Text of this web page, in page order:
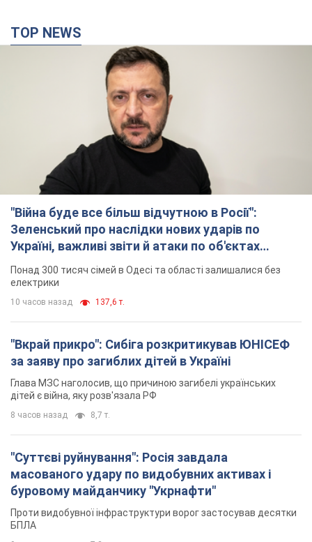
TOP NEWS
"Війна буде все більш відчутною в Росії":
Зеленський про наслідки нових ударів по
Україні, важливі звіти й атаки по об'єктах
ворога. Відео
Понад 300 тисяч сімей в Одесі та області залишалися без
електрики
10 часов назад 137,6 т.
"Вкрай прикро": Сибіга розкритикував ЮНІСЕФ
за заяву про загиблих дітей в Україні
Глава МЗС наголосив, що причиною загибелі українських
дітей є війна, яку розв'язала РФ
8 часов назад 8,7 т.
"Суттєві руйнування": Росія завдала
масованого удару по видобувних активах і
буровому майданчику "Укрнафти"
Проти видобувної інфраструктури ворог застосував десятки
БПЛА